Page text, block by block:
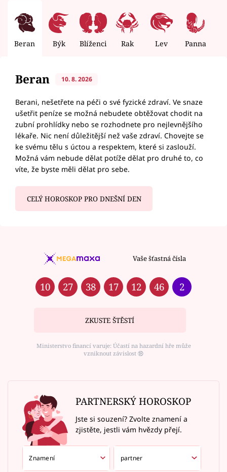
Beran Býk Blíženci Rak Lev Panna
Beran 10. 8. 2026
Berani, nešetřete na péči o své fyzické zdraví. Ve snaze
ušetřit peníze se možná nebudete obtěžovat chodit na
zubní prohlídky nebo se rozhodnete pro nejlevnějšího
lékaře. Nic není důležitější než vaše zdraví. Chovejte se
ke svému tělu s úctou a respektem, které si zaslouží.
Možná vám nebude dělat potíže dělat pro druhé to, co
víte, že byste měli dělat pro sebe.
CELÝ HOROSKOP PRO DNEŠNÍ DEN
Vaše šťastná čísla
10 27 38 17 12 46 2
ZKUSTE ŠTĚSTÍ
Ministerstvo financí varuje: Účastí na hazardní hře může
vzniknout závislost ⑱
PARTNERSKÝ HOROSKOP
Jste si souzení? Zvolte znamení a
zjistěte, jestli vám hvězdy přejí.